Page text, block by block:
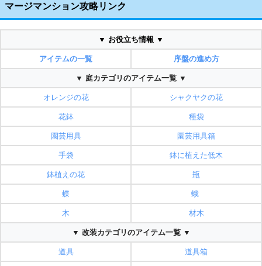
マージマンション攻略リンク
▼ お役立ち情報 ▼
アイテムの一覧 序盤の進め方
▼ 庭カテゴリのアイテム一覧 ▼
オレンジの花 シャクヤクの花
花鉢 種袋
園芸用具 園芸用具箱
手袋 鉢に植えた低木
鉢植えの花 瓶
蝶 蛾
木 材木
▼ 改装カテゴリのアイテム一覧 ▼
道具 道具箱